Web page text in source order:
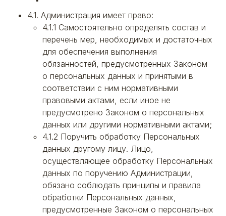
4.1. Администрация имеет право:
4.1.1 Самостоятельно определять состав и
перечень мер, необходимых и достаточных
для обеспечения выполнения
обязанностей, предусмотренных Законом
о персональных данных и принятыми в
соответствии с ним нормативными
правовыми актами, если иное не
предусмотрено Законом о персональных
данных или другими нормативными актами;
4.1.2 Поручить обработку Персональных
данных другому лицу. Лицо,
осуществляющее обработку Персональных
данных по поручению Администрации,
обязано соблюдать принципы и правила
обработки Персональных данных,
предусмотренные Законом о персональных